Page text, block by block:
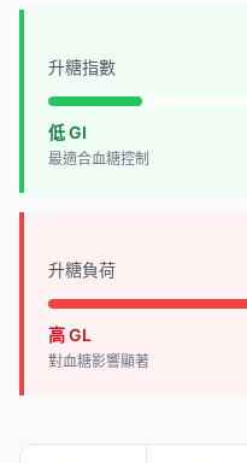
升糖指數
低 GI
最適合血糖控制
升糖負荷
高 GL
對血糖影響顯著